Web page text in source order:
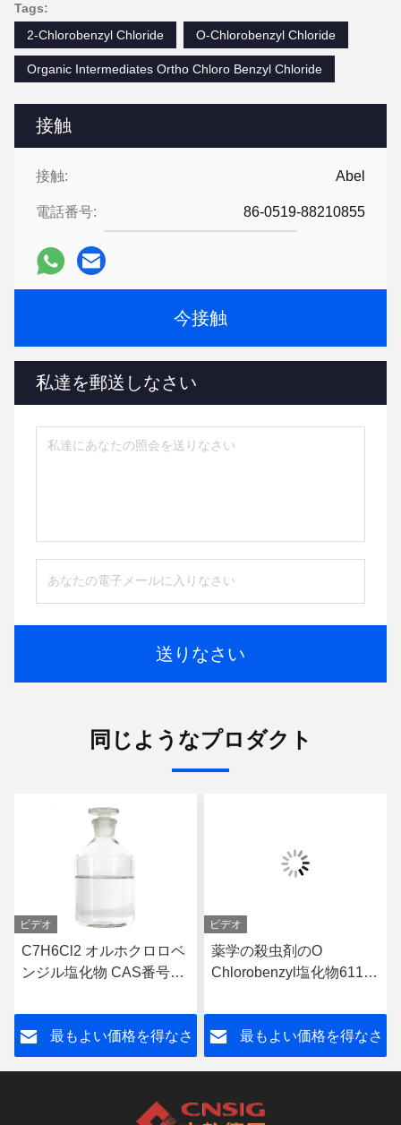
接触
接触: Abel
電話番号: 86-0519-88210855
今接触
私達を郵送しなさい
送りなさい
Tags:
2-Chlorobenzyl Chloride
O-Chlorobenzyl Chloride
Organic Intermediates Ortho Chloro Benzyl Chloride
同じようなプロダクト
ビデオ
C7H6Cl2 オルホクロロベ
ンジル塩化物 CAS番号
最もよい価格を得なさ
ビデオ
薬学の殺虫剤のO
Chlorobenzyl塩化物611-
最もよい価格を得なさ